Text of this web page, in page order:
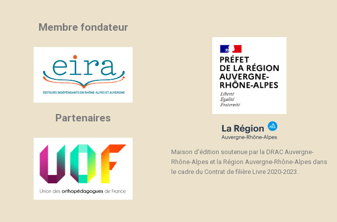
Membre fondateur
Partenaires
Maison d'édition soutenue par la DRAC Auvergne-
Rhône-Alpes et la Région Auvergne-Rhône-Alpes dans
le cadre du Contrat de filière Livre 2020-2023.